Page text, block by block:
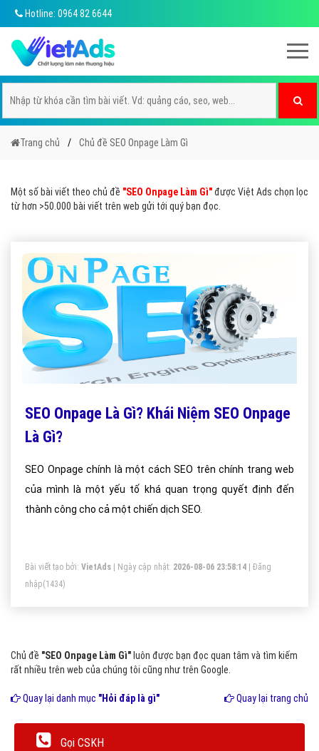
Hotline: 0964 82 6644
Trang chủ Chủ đề SEO Onpage Làm Gì
Một số bài viết theo chủ đề "SEO Onpage Làm Gì"được Việt Ads chọn lọc
từ hơn >50.000 bài viết trên web gửi tới quý bạn đọc.
SEO Onpage Là Gì? Khái Niệm SEO Onpage
Là Gì?
SEO Onpage chính là một cách SEO trên chính trang web
của mình là một yếu tố khá quan trọng quyết định đến
thành công cho cả một chiến dịch SEO.
Bài viết tạo bởi: VietAds | Ngày cập nhật: 2026-08-06 23:58:14
Đăng
nhập(1434)
Chủ đề "SEO Onpage Làm Gì" luôn được bạn đọc quan tâm và tìm kiếm
rất nhiều trên web của chúng tôi cũng như trên Google.
Quay lại danh mục "Hỏi đáp là gì" Quay lại trang chủ
Gọi CSKH